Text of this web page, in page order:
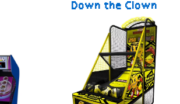
Down the Clown